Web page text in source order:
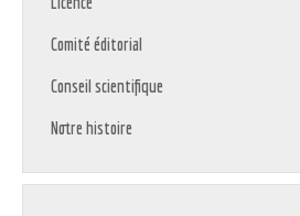
Comité éditorial
Conseil scientifique
Notre histoire